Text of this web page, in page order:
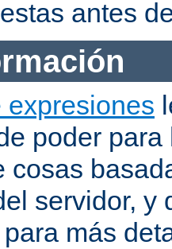
antes
expresiones
poder
cosas
servidor, y
más